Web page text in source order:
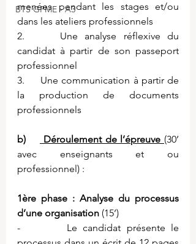
BTS GPME - A3
menées pendant les stages et/ou
dans les ateliers professionnels
2.     Une analyse réflexive du
candidat à partir de son passeport
professionnel
3.     Une communication à partir de
la production de documents
professionnels
b) Déroulement de l’épreuve (30’
avec enseignants et ou
professionnel) :
1ère phase : Analyse du processus
d’une organisation (15’)
-        Le candidat présente le